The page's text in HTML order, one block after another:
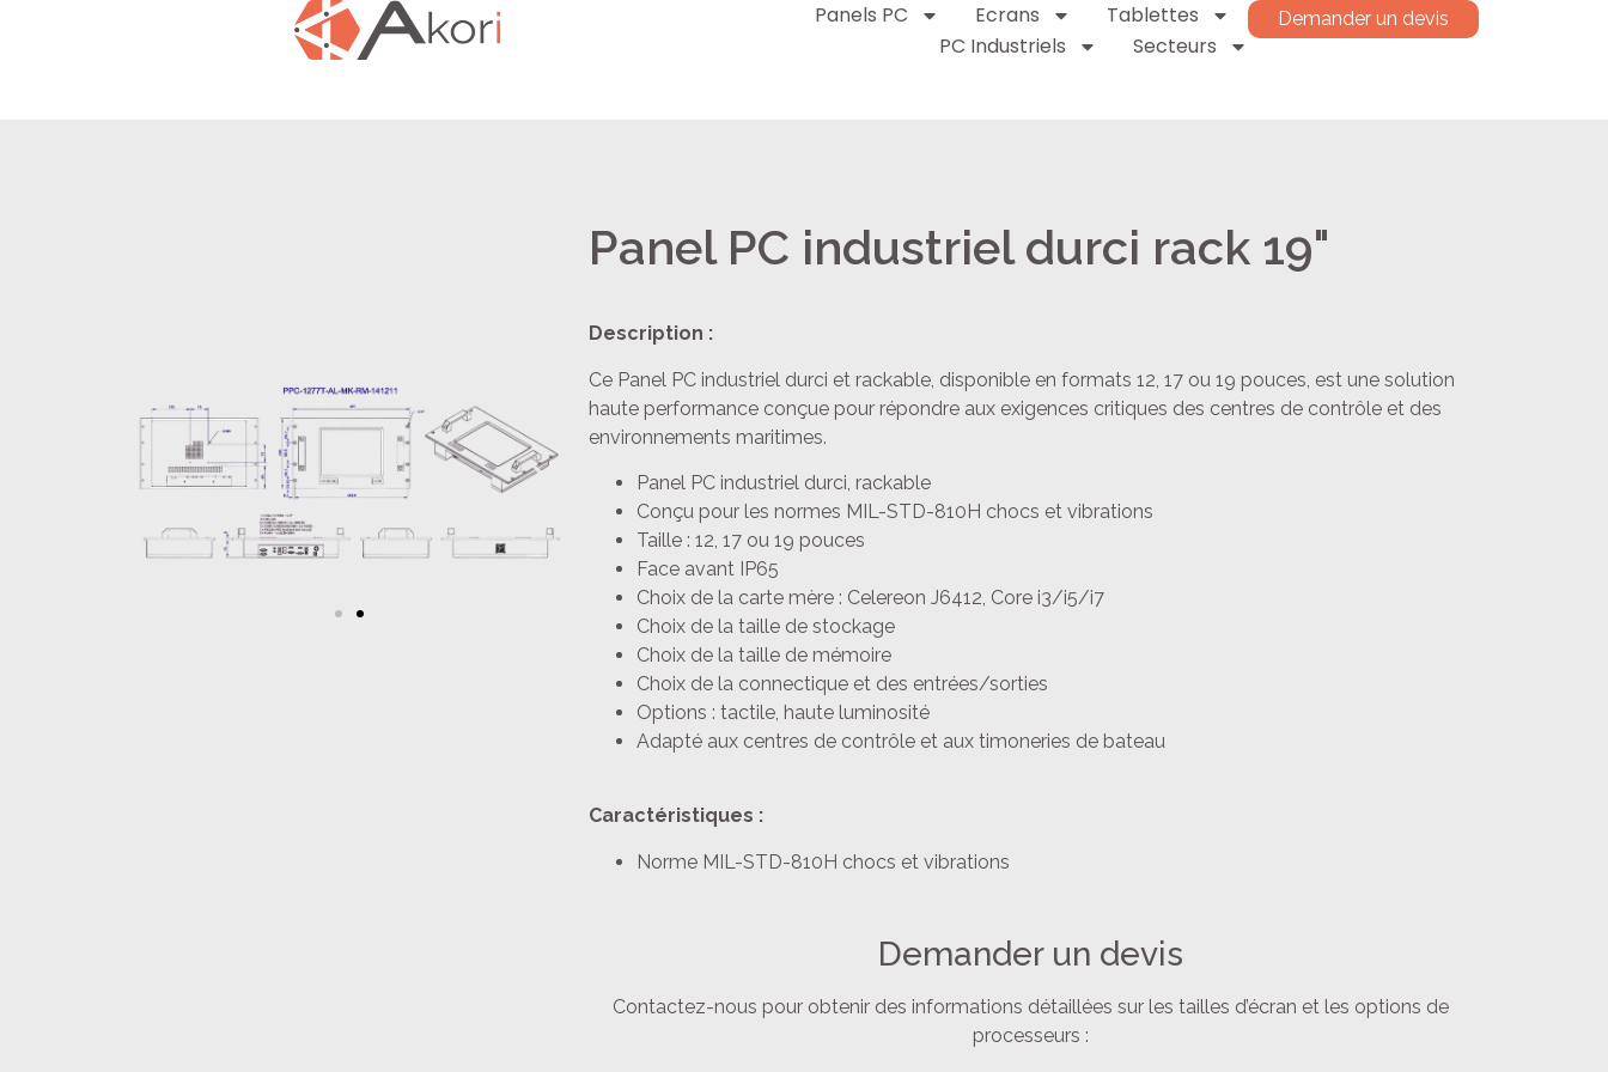
Panels PC Ecrans
Tablettes
PC Industriels
Secteurs
Demander un devis
Panel PC industriel durci rack 19"
Description :
Ce Panel PC industriel durci et rackable, disponible en formats 12, 17 ou 19 pouces, est une solution
haute performance conçue pour répondre aux exigences critiques des centres de contrôle et des
environnements maritimes.
Panel PC industriel durci, rackable
Conçu pour les normes MIL-STD-810H chocs et vibrations
Taille : 12, 17 ou 19 pouces
Face avant IP65
Choix de la carte mère : Celereon J6412, Core i3/i5/i7
Choix de la taille de stockage
Choix de la taille de mémoire
Choix de la connectique et des entrées/sorties
Options : tactile, haute luminosité
Adapté aux centres de contrôle et aux timoneries de bateau
Caractéristiques :
Norme MIL-STD-810H chocs et vibrations
Demander un devis
Contactez-nous pour obtenir des informations détaillées sur les tailles d’écran et les options de
processeurs :